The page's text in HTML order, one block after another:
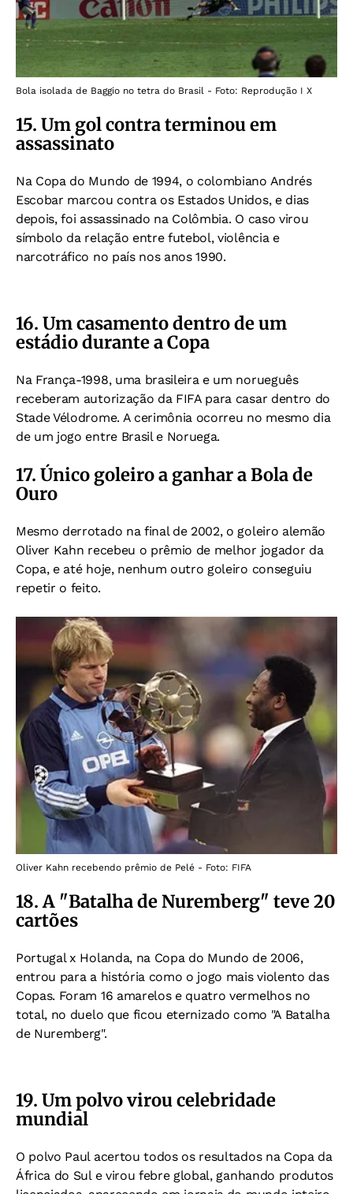
Bola isolada de Baggio no tetra do Brasil - Foto: Reprodução I X
15. Um gol contra terminou em
assassinato
Na Copa do Mundo de 1994, o colombiano Andrés
Escobar marcou contra os Estados Unidos, e dias
depois, foi assassinado na Colômbia. O caso virou
símbolo da relação entre futebol, violência e
narcotráfico no país nos anos 1990.
16. Um casamento dentro de um
estádio durante a Copa
Na França-1998, uma brasileira e um norueguês
receberam autorização da FIFA para casar dentro do
Stade Vélodrome. A cerimônia ocorreu no mesmo dia
de um jogo entre Brasil e Noruega.
17. Único goleiro a ganhar a Bola de
Ouro
Mesmo derrotado na final de 2002, o goleiro alemão
Oliver Kahn recebeu o prêmio de melhor jogador da
Copa, e até hoje, nenhum outro goleiro conseguiu
repetir o feito.
Oliver Kahn recebendo prêmio de Pelé - Foto: FIFA
18. A "Batalha de Nuremberg" teve 20
cartões
Portugal x Holanda, na Copa do Mundo de 2006,
entrou para a história como o jogo mais violento das
Copas. Foram 16 amarelos e quatro vermelhos no
total, no duelo que ficou eternizado como "A Batalha
de Nuremberg".
19. Um polvo virou celebridade
mundial
O polvo Paul acertou todos os resultados na Copa da
África do Sul e virou febre global, ganhando produtos